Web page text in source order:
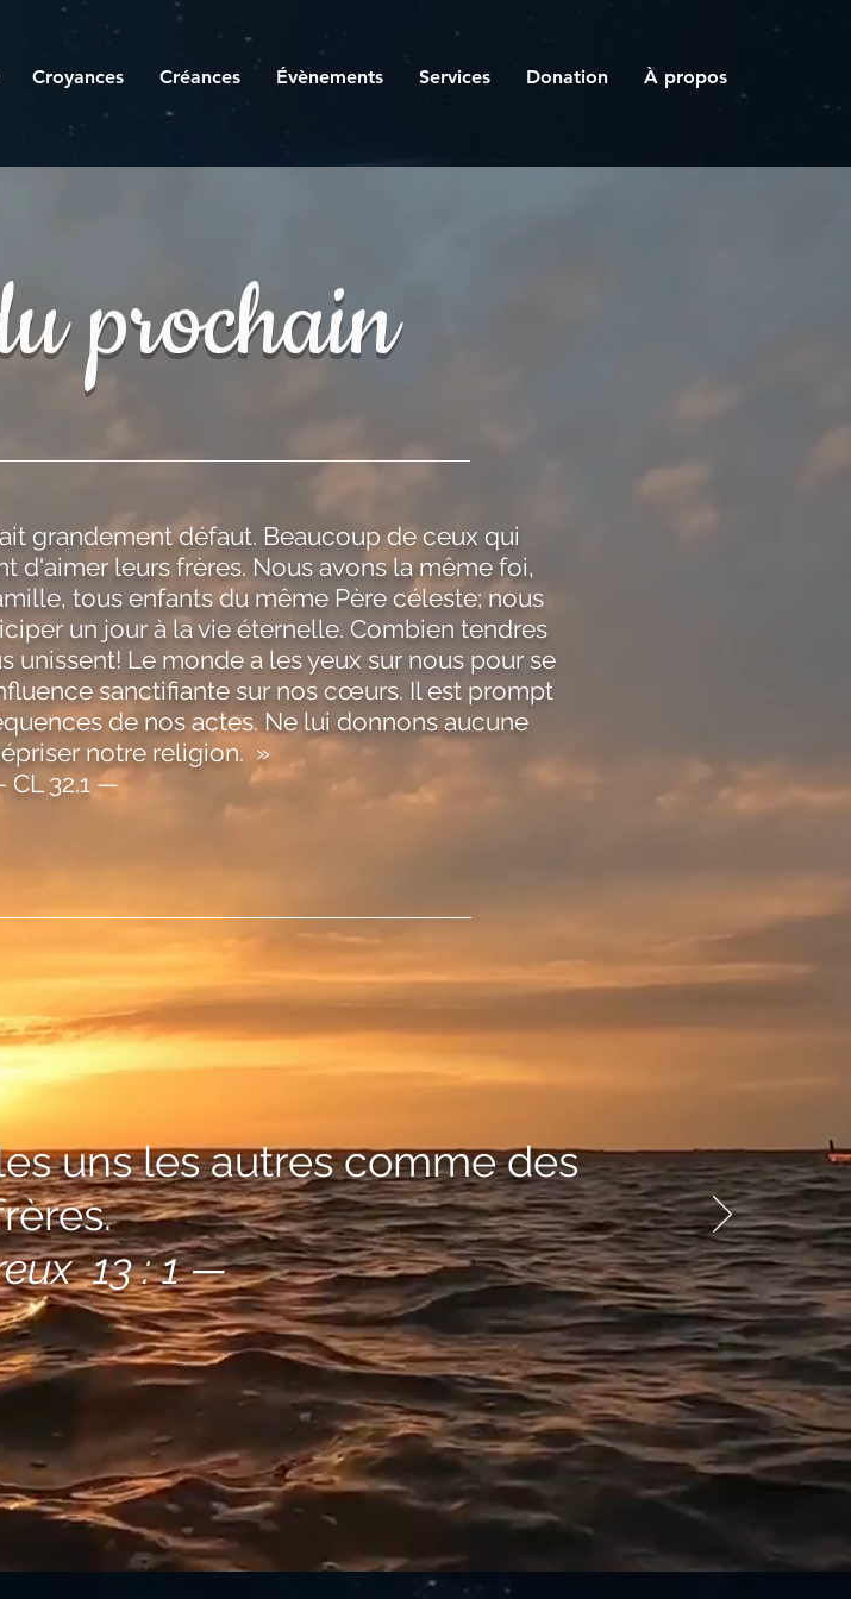
Croyances Créances Évènements Services Donation À propos
prochain
grandement défaut. Beaucoup de ceux qui
d'aimer leurs frères. Nous avons la même foi,
tous enfants du même Père céleste; nous
un jour à la vie éternelle. Combien tendres
Le monde a les yeux sur nous pour se
sanctifiante sur nos cœurs. Il est prompt
de nos actes. Ne lui donnons aucune
notre religion. »
CL 32.1 —
uns les autres comme des
13 : 1 —